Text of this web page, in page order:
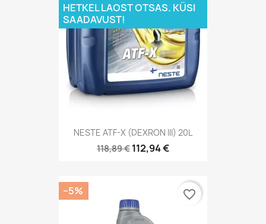
NESTE ATF-X (DEXRON III) 20L
118,89 € 112,94 €
HETKEL LAOST OTSAS. KÜSI
SAADAVUST!
−5% favorite_border